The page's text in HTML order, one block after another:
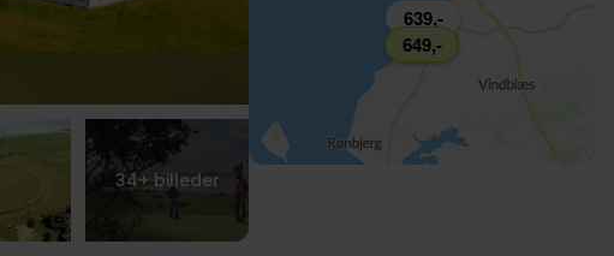
34+ billeder
639,-
649,-